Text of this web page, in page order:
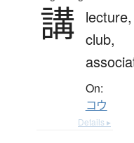
講 lecture,
club,
On:
コウ
Details ▸